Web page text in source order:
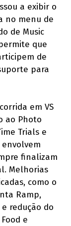
a exibir o
no menu de
de Music
que
de
para
em VS
ao Photo
Trials e
finalizam
Melhorias
como o
Ramp,
redução do
e